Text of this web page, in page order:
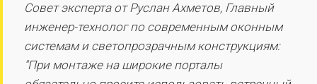
Совет эксперта от Руслан Ахметов, Главный
инженер-технолог по современным оконным
системам и светопрозрачным конструкциям:
"При монтаже на широкие порталы